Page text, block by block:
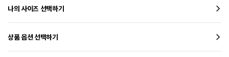
나의 사이즈 선택하기
상품 옵션 선택하기